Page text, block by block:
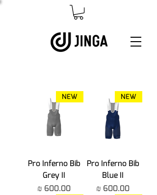
NEW
Pro Inferno Bib
Blue II
מחיר
NEW
Pro Inferno Bib
Grey II
מחיר